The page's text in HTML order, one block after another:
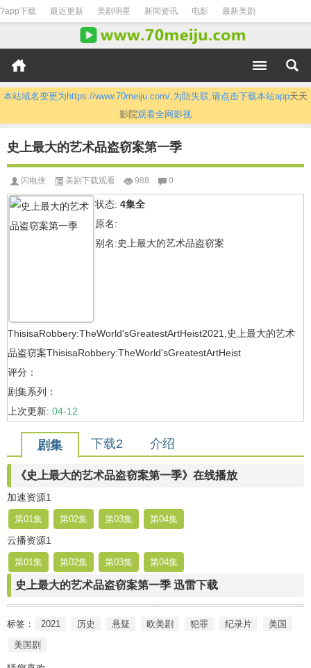
?app下载 最近更新 美剧明星 新闻资讯 电影 最新美剧
本站域名变更为https://www.70meiju.com/,为防失联,请点击下载本站app天天
影院观看全网影视
史上最大的艺术品盗窃案第一季
闪电侠 美剧下载观看 988 0
状态: 4集全
原名:
别名:史上最大的艺术品盗窃案
ThisisaRobbery:TheWorld'sGreatestArtHeist2021,史上最大的艺术
品盗窃案ThisisaRobbery:TheWorld'sGreatestArtHeist
评分：
剧集系列：
上次更新: 04-12
剧集 下载2 介绍
《史上最大的艺术品盗窃案第一季》在线播放
加速资源1
第01集 第02集 第03集 第04集
云播资源1
第01集 第02集 第03集 第04集
史上最大的艺术品盗窃案第一季 迅雷下载
标签： 2021 历史 悬疑 欧美剧 犯罪 纪录片
美国
美国剧